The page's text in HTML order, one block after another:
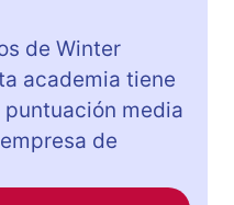
de Winter
academia tiene
puntuación media
de